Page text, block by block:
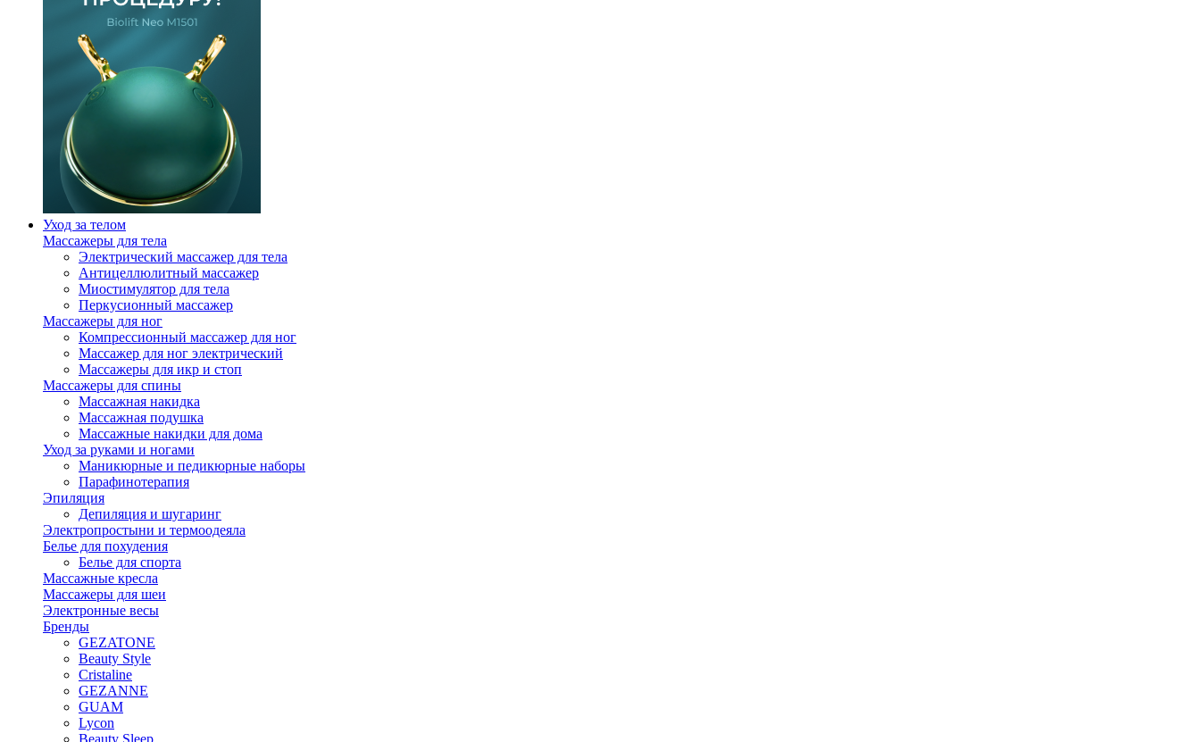
Уход за телом
Массажеры для тела
Электрический массажер для тела
Антицеллюлитный массажер
Миостимулятор для тела
Перкусионный массажер
Массажеры для ног
Компрессионный массажер для ног
Массажер для ног электрический
Массажеры для икр и стоп
Массажеры для спины
Массажная накидка
Массажная подушка
Массажные накидки для дома
Уход за руками и ногами
Маникюрные и педикюрные наборы
Парафинотерапия
Эпиляция
Депиляция и шугаринг
Электропростыни и термоодеяла
Белье для похудения
Белье для спорта
Массажные кресла
Массажеры для шеи
Электронные весы
Бренды
GEZATONE
Beauty Style
Cristaline
GEZANNE
GUAM
Lycon
Beauty Sleep